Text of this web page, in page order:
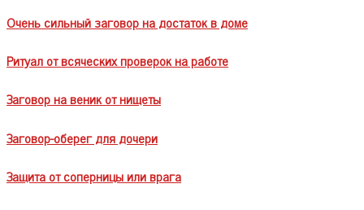
Очень сильный заговор на достаток в доме
Ритуал от всяческих проверок на работе
Заговор на веник от нищеты
Заговор-оберег для дочери
Защита от соперницы или врага